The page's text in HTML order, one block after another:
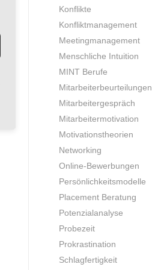
Konflikte
Konfliktmanagement
Meetingmanagement
Menschliche Intuition
MINT Berufe
Mitarbeiterbeurteilungen
Mitarbeitergespräch
Mitarbeitermotivation
Motivationstheorien
Networking
Online-Bewerbungen
Persönlichkeitsmodelle
Placement Beratung
Potenzialanalyse
Probezeit
Prokrastination
Schlagfertigkeit